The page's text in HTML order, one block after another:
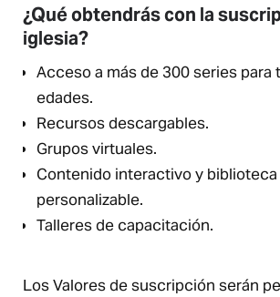
¿Qué obtendrás con la
iglesia?
Acceso a más de 300 series para
edades.
Recursos descargables.
Grupos virtuales.
Contenido interactivo y biblioteca
personalizable.
Talleres de capacitación.
Los Valores de suscripción serán